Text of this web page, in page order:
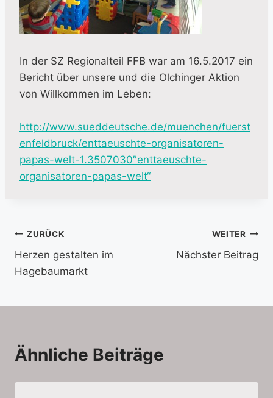
In der SZ Regionalteil FFB war am 16.5.2017 ein
Bericht über unsere und die Olchinger Aktion
von Willkommen im Leben:
http://www.sueddeutsche.de/muenchen/fuerst
enfeldbruck/enttaeuschte-organisatoren-
papas-welt-1.3507030″enttaeuschte-
organisatoren-papas-welt“
Beitragsnavigation
ZURÜCK
Herzen gestalten im
Hagebaumarkt
WEITER
Nächster Beitrag
Ähnliche Beiträge